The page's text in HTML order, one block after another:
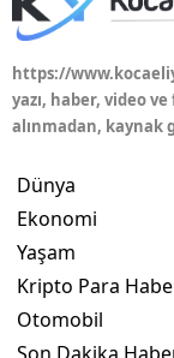
https://
yazı, haber, video
alınmadan, kaynak
Dünya
Ekonomi
Yaşam
Kripto Para
Otomobil